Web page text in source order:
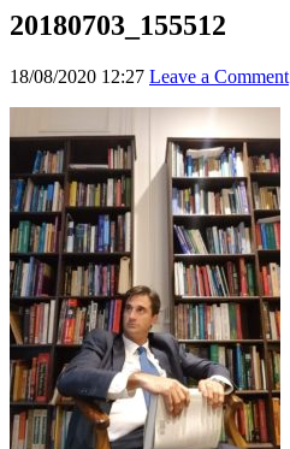
20180703_155512
18/08/2020 12:27 Leave a Comment